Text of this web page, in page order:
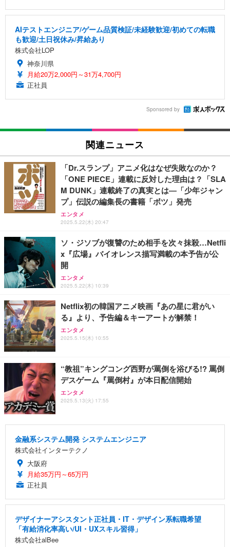
AIテストエンジニア/ゲーム品質検証/未経験歓迎/初めての転職
も歓迎/土日祝休み/昇給あり
株式会社LOP
神奈川県
月給20万2,000円～31万4,700円
正社員
Sponsored by
関連ニュース
「Dr.スランプ」アニメ化はなぜ失敗なのか？
「ONE PIECE」連載に反対した理由は？「SLA
M DUNK」連載終了の真実とは―「少年ジャン
プ」伝説の編集長の書籍「ボツ」発売
エンタメ
2025.5.22(木) 20:47
ソ・ジソブが復讐のため相手を次々抹殺…Netfli
x『広場』バイオレンス描写満載の本予告が公
開
エンタメ
2025.5.22(木) 10:39
Netflix初の韓国アニメ映画『あの星に君がい
る』より、予告編＆キーアートが解禁！
エンタメ
2025.5.15(木) 10:55
“教祖”キングコング西野が罵倒を浴びる!? 罵倒
デスゲーム『罵倒村』が本日配信開始
エンタメ
2025.5.13(火) 17:55
金融系システム開発 システムエンジニア
株式会社インターテクノ
大阪府
月給35万円～65万円
正社員
デザイナーアシスタント正社員・IT・デザイン系転職希望
「有給消化率高い/UI・UXスキル習得」
株式会社alBee